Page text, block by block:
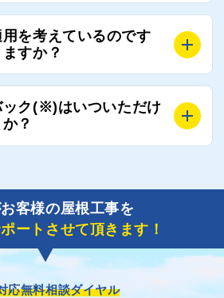
屋根コネクトから直ちに紹介の工事
連絡をし、即時対応するよう指示を
お気軽にお申し付けください。
屋根の状態、工事の内容、天候によ
わりますが、目安としては、おおよ
ます。
などは屋根コネクトとしても全面的
すので、ご相談ください。可能な限
る状況の工事業者を選定させていた
を考えているのです
すか？
れる場合は、専門家による視察と必
ック(※)はいついただけ
？
ャッシュバック(※)申込みフォーム
ただいた上で送信してください。
ネクトが確認できた日時から翌月末
させていただきます。
クの金額は契約金額によって異なり
客様の屋根工事を
ートさせて頂きます！
応無料相談ダイヤル